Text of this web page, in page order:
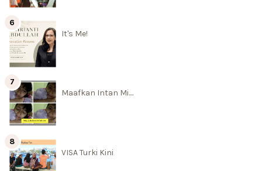
It's Me!
Maafkan Intan Mi....
VISA Turki Kini